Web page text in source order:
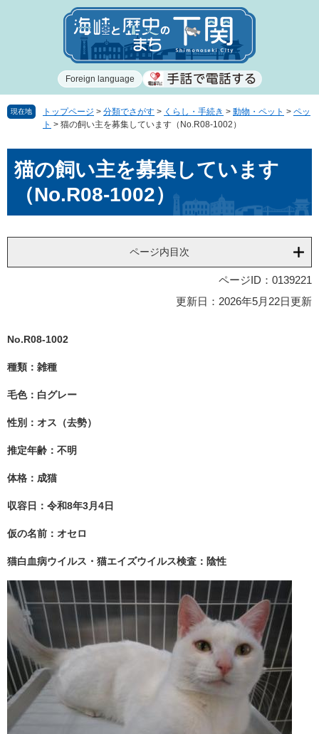
で
ば
Foreign language
現在地 トップページ > 分類でさがす > くらし・手続き > 動物・ペット > ペッ
ト > 猫の飼い主を募集しています（No.R08-1002）
文猫の飼い主を募集しています
（No.R08-1002）
ページ内目次
ページID：0139221
更新日：2026年5月22日更新
No.R08-1002
種類：雑種
毛色：白グレー
性別：オス（去勢）
推定年齢：不明
体格：成猫
収容日：令和8年3月4日
仮の名前：オセロ
猫白血病ウイルス・猫エイズウイルス検査：陰性